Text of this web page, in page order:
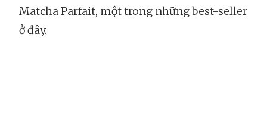
Matcha Parfait, một trong những best-seller
ở đây.